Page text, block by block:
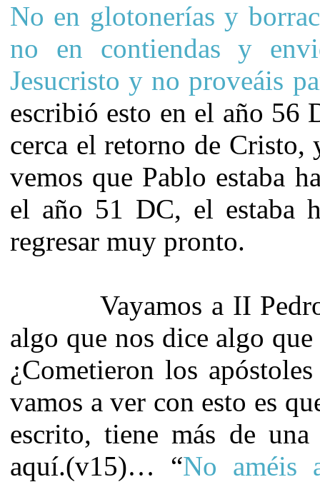
No en glotonerías y
no en contiendas y
Jesucristo y no proveáis
escribió esto en el año 56
cerca el retorno de
vemos que Pablo estaba
el año 51 DC, el estaba
regresar muy pronto.
Vayamos a II
algo que nos dice algo
¿Cometieron los
vamos a ver con esto es
escrito, tiene más de
aquí.(v15)… “No améis